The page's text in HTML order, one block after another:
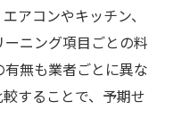
アコンやキッチン、
ニング項目ごとの料
無も業者ごとに異な
することで、予期せ